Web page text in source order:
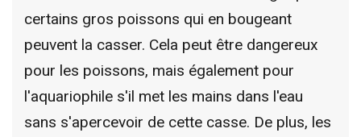
certains gros poissons qui en bougeant
peuvent la casser. Cela peut être dangereux
pour les poissons, mais également pour
l'aquariophile s'il met les mains dans l'eau
sans s'apercevoir de cette casse. De plus, les